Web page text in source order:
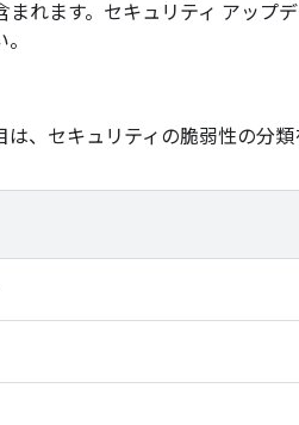
れます。セキュリティ アップ
、セキュリティの脆弱性の分類